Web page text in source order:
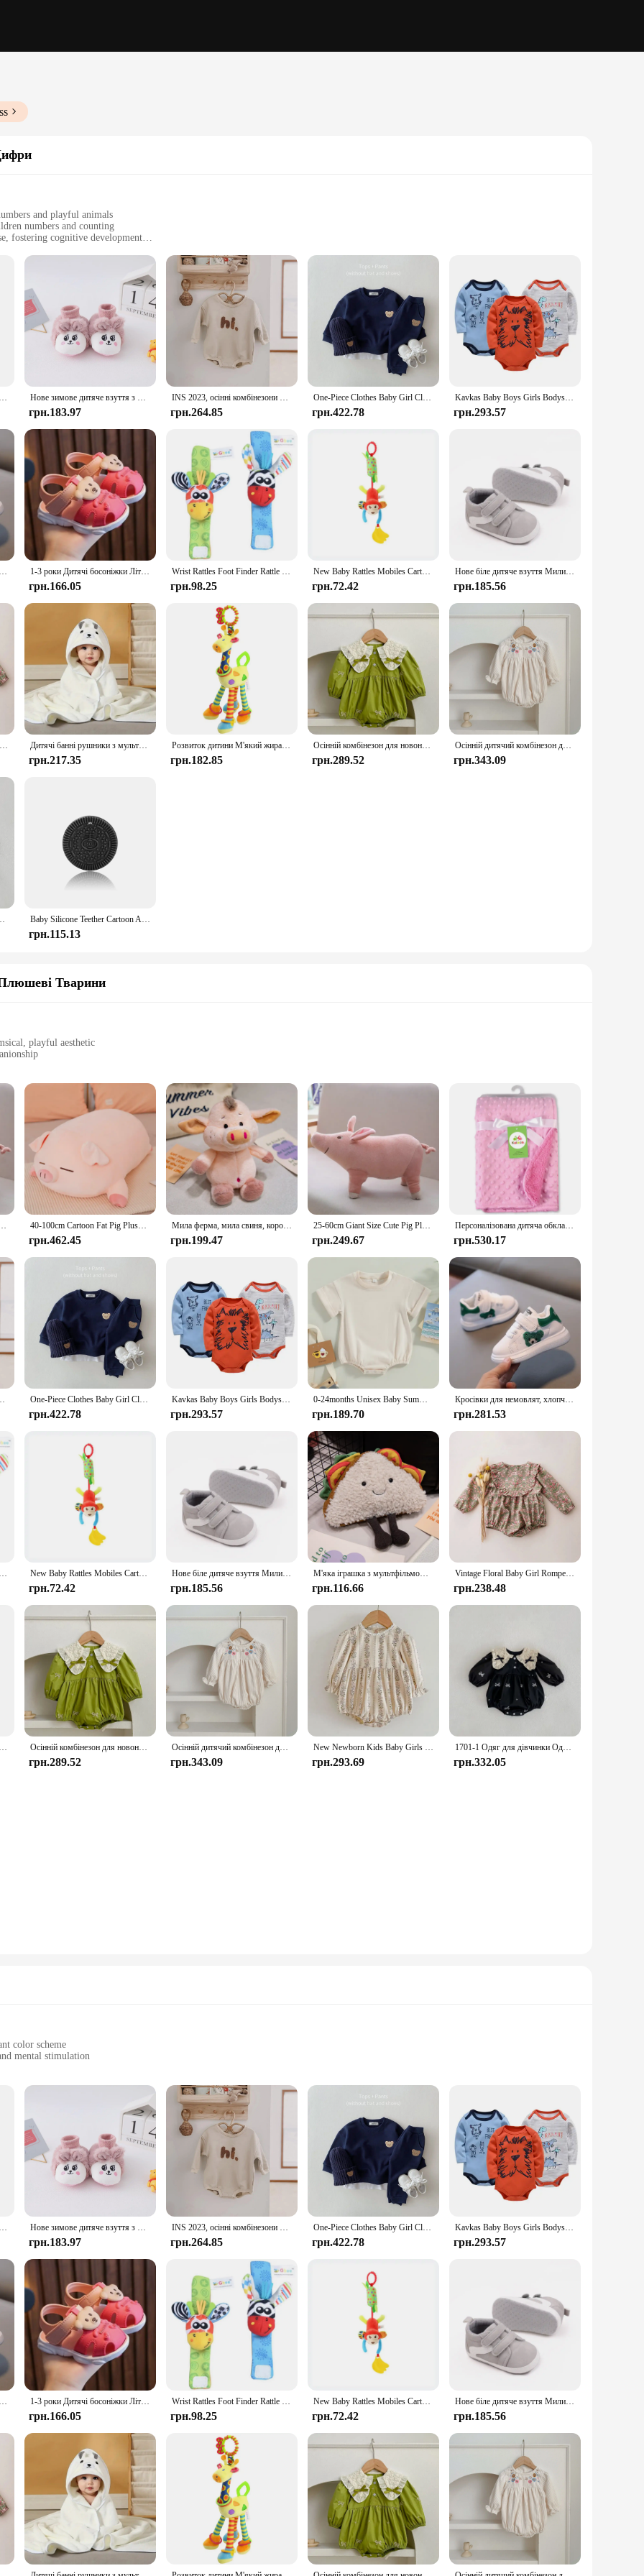
and playful animals
numbers and counting
fostering cognitive development
edges for safe play
child's playtime, offering an interactive and educational experience. The set is designed to stimulate children's cognitive development,
animal figurines capture young minds, making learning fun and enjoyable. The set is ideal for both home and classroom
and stimulating space.
is built to last. The smooth edges of the blocks and figurines ensure that little hands are safe during play. The durability of the set
toy for parents and educators alike. Whether it's being used for educational purposes or as a creative playtime companion, this set
but also accessible to a wide range of users. It is available for wholesale and through various vendors and suppliers, making it an
looking to enhance their child's learning experience. The set's compact size and lightweight design make it easy to transport and store,
With its engaging design and practical functionality, the babi cot set is a must-have for anyone looking to foster a love of learning in
Персоналізована дитяча обкладинка з першим іменем. Дитяча ковдра на замовлення. Новонароджений хлопчик. Дівчинка. Подарунок на день народження. Пеленання. Ліжечко. Ковдра. Нове зимове дитяче взуття з милими 3D мультяшними тваринами 2024, теплі пухнасті дитячі шкарпетки для новонароджених, нековзкі домашні тапочки
грн.183.97
INS 2023, осінні комбінезони для новонароджених хлопчиків, дитячі бавовняні комбінезони з довгим рукавом і вишивкою для дівчаток, дитячий одяг 0-18 м
грн.264.85
One-Piece Clothes Baby Girl Clothes Sets Newborn Baby Boy Long Sleeve Little Brother Romper Jumpsuit Baby Boy Clothes Set
грн.422.78
Kavkas Baby Boys Girls Bodysuit 6 PCS 3 PCS Long Sleeve 100% Cotton Baby Clothes 0-12 months Newborn body bebe Jumpsuit Clothing
грн.293.57
Кросівки для немовлят, хлопчиків, дівчаток, 1-6 років, модне спортивне взуття для малюків, дихаючі дитячі кросівки на підошві, дитяче взуття 1-3 роки Дитячі босоніжки Літнє маленьке дитяче пляжне взуття для дитини Швидко сохне Малюки Хлопчики Дівчата Милі босоніжки Коричневий, Рожевий, Червоний, Синій
грн.166.05
Wrist Rattles Foot Finder Rattle Sock Baby Toddler Toy Arm Hand Bracelet Wrist Strap Rattle Newborn Baby Toys 0-12 Months
грн.98.25
New Baby Rattles Mobiles Cartoon Animal Infant Toddler Toys Stroller Bed Hanging Crib Hanging Bell Plush Toys for 0-12months
грн.72.42
Нове біле дитяче взуття Милий ведмідь/смужка Повсякденна м'яка підошва Протиковзка Дитячі спортивні малюки Хлопчики Дівчата Перші ходунки
грн.185.56
Vintage Floral Baby Girl Romper Spring Baby Girl Clothes For Wedding Party Дитячі банні рушники з мультяшними тваринами М'який рушник для новонароджених з капюшоном Ковдра Дитячий халат Тепле сповивання для сну для хлопчиків і дівчаток
грн.217.35
Розвиток дитини М'який жираф Тварина Дзвіночок Брязкальце Плюшеві іграшки-жирафи / Дитячі жирафи Тварини-брязкальця / М'які тварини-жирафа
грн.182.85
Осінній комбінезон для новонароджених немовлят, дитячий одяг, бавовняні комбінезони принцеси з вишитим бантом, мереживний дитячий комбінезон, комбінезон
грн.289.52
Осінній дитячий комбінезон для дівчинки з вельвету з довгим рукавом і вишивкою з квітами, комбінезон для новонародженої дівчинки, весняний одяг для дівчинки
грн.343.09
Суцільний одяг для дівчинки або сукня з вишивкою Baby Silicone Teether Cartoon Animal BPA Free Rodents Teething Necklace Food Grade Infant Chewable Toys
грн.115.13
Тварини
playful aesthetic
space
addition to any room, bringing a touch of whimsy and comfort. These stuffed animals are crafted from premium plush materials,
looking to add a playful flair to your child's nursery or seeking a cozy companion for your own space, these plush animals are
to suit any age. Whether you're a collector, a vendor, or a wholesaler, the babi cot plush animals are a must-have for your inventory.
them suitable for home decor, gifts, or as a unique addition to a themed event. Their charming appearance and soft texture make them a
plush animals are the perfect choice. Available in sets, they are ready to be given as a gift to friends, family, or even as a special treat
a gift that keeps on giving, providing comfort and joy to those who receive them. Whether it's for a birthday, holiday, or just because,
Stuffed Soft Animal Simulation Pig Doll Gift 40-100cm Cartoon Fat Pig Plush Toy Lovely Soft Animal Pillow Big Doll Stuffed For Boys Girls Birthday Gifts
грн.462.45
Мила ферма, мила свиня, корова, плюшева іграшка, лялька, м'яка лялька-свиня, прикраса для дому, диван, подарунок на день народження для хлопчиків і дівчаток
грн.199.47
25-60cm Giant Size Cute Pig Plush Toy Stuffed Soft Animal Simulation Pig Doll Gift Toy Gift
грн.249.67
Персоналізована дитяча обкладинка з першим іменем. Дитяча ковдра на замовлення. Новонароджений хлопчик. Дівчинка. Подарунок на день народження. Пеленання. Ліжечко. Ковдра.
грн.530.17
з довгим рукавом і вишивкою для дівчаток, дитячий одяг 0-18 м One-Piece Clothes Baby Girl Clothes Sets Newborn Baby Boy Long Sleeve Little Brother Romper Jumpsuit Baby Boy Clothes Set
грн.422.78
Kavkas Baby Boys Girls Bodysuit 6 PCS 3 PCS Long Sleeve 100% Cotton Baby Clothes 0-12 months Newborn body bebe Jumpsuit Clothing
грн.293.57
0-24months Unisex Baby Summer Romper Short Sleeve Solid Beige Khaki Green Bodysuit For Newborn Boys And Girls Casual Playsuit
грн.189.70
Кросівки для немовлят, хлопчиків, дівчаток, 1-6 років, модне спортивне взуття для малюків, дихаючі дитячі кросівки на підошві, дитяче взуття
грн.281.53
Wrist Rattles Foot Finder Rattle Sock Baby Toddler Toy Arm Hand Bracelet Wrist Strap Rattle Newborn Baby Toys 0-12 Months New Baby Rattles Mobiles Cartoon Animal Infant Toddler Toys Stroller Bed Hanging Crib Hanging Bell Plush Toys for 0-12months
грн.72.42
Нове біле дитяче взуття Милий ведмідь/смужка Повсякденна м'яка підошва Протиковзка Дитячі спортивні малюки Хлопчики Дівчата Перші ходунки
грн.185.56
М'яка іграшка з мультфільмом Яйце Вираз Їжа Хліб Тост Серія Лялька для сніданку Весела прикраса Подушка Дитяча комфортна лялька Різдвяні подарунки
грн.116.66
Vintage Floral Baby Girl Romper Spring Baby Girl Clothes For Wedding Party
грн.238.48
Розвиток дитини М'який жираф Тварина Дзвіночок Брязкальце Плюшеві іграшки-жирафи / Дитячі жирафи Тварини-брязкальця / М'які тварини-жирафа Осінній комбінезон для новонароджених немовлят, дитячий одяг, бавовняні комбінезони принцеси з вишитим бантом, мереживний дитячий комбінезон, комбінезон
грн.289.52
Осінній дитячий комбінезон для дівчинки з вельвету з довгим рукавом і вишивкою з квітами, комбінезон для новонародженої дівчинки, весняний одяг для дівчинки
грн.343.09
New Newborn Kids Baby Girls Long Sleeve Sweet Flower Print Princess Rompers Autumn Infant Kids Baby Girls Rompers Clothes
грн.293.69
1701-1 Одяг для дівчинки Одяг для сестри Весняно-осінній комір-метелик Суцільний одяг для дівчинки або сукня з вишивкою
грн.332.05
color scheme
mental stimulation
pet toys
owner's collection. Designed with both functionality and fun in mind, this interactive dog toy set is crafted from robust, non-toxic
variety of accessories that cater to your dog's natural instincts, making playtime more exciting and rewarding. The ergonomic design
ensures long-lasting enjoyment.
searching for a wholesale vendor to stock up on pet supplies, the babi cot Собака Іграшки is a versatile choice. The set is designed to
and mental engagement. The various accessories included in the set can be used in different scenarios, from indoor playtime to outdoor
design also makes it easy to clean, maintaining hygiene and freshness for your pet.
in your pet's well-being. It's a perfect gift for pet owners who are passionate about providing their pets with the best. The set is
all pet owners. The ease of assembly and disassembly makes it convenient for storage, and the wholesale options make it an attractive
you're ensuring your pet has a playful companion that's as durable as it is entertaining.
Персоналізована дитяча обкладинка з першим іменем. Дитяча ковдра на замовлення. Новонароджений хлопчик. Дівчинка. Подарунок на день народження. Пеленання. Ліжечко. Ковдра. Нове зимове дитяче взуття з милими 3D мультяшними тваринами 2024, теплі пухнасті дитячі шкарпетки для новонароджених, нековзкі домашні тапочки
грн.183.97
INS 2023, осінні комбінезони для новонароджених хлопчиків, дитячі бавовняні комбінезони з довгим рукавом і вишивкою для дівчаток, дитячий одяг 0-18 м
грн.264.85
One-Piece Clothes Baby Girl Clothes Sets Newborn Baby Boy Long Sleeve Little Brother Romper Jumpsuit Baby Boy Clothes Set
грн.422.78
Kavkas Baby Boys Girls Bodysuit 6 PCS 3 PCS Long Sleeve 100% Cotton Baby Clothes 0-12 months Newborn body bebe Jumpsuit Clothing
грн.293.57
Кросівки для немовлят, хлопчиків, дівчаток, 1-6 років, модне спортивне взуття для малюків, дихаючі дитячі кросівки на підошві, дитяче взуття 1-3 роки Дитячі босоніжки Літнє маленьке дитяче пляжне взуття для дитини Швидко сохне Малюки Хлопчики Дівчата Милі босоніжки Коричневий, Рожевий, Червоний, Синій
грн.166.05
Wrist Rattles Foot Finder Rattle Sock Baby Toddler Toy Arm Hand Bracelet Wrist Strap Rattle Newborn Baby Toys 0-12 Months
грн.98.25
New Baby Rattles Mobiles Cartoon Animal Infant Toddler Toys Stroller Bed Hanging Crib Hanging Bell Plush Toys for 0-12months
грн.72.42
Нове біле дитяче взуття Милий ведмідь/смужка Повсякденна м'яка підошва Протиковзка Дитячі спортивні малюки Хлопчики Дівчата Перші ходунки
грн.185.56